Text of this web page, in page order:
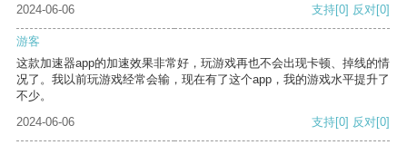
2024-06-06 支持[0] 反对[0]
游客
这款加速器app的加速效果非常好，玩游戏再也不会出现卡顿、掉线的情
况了。我以前玩游戏经常会输，现在有了这个app，我的游戏水平提升了
不少。
2024-06-06
支持[0] 反对[0]